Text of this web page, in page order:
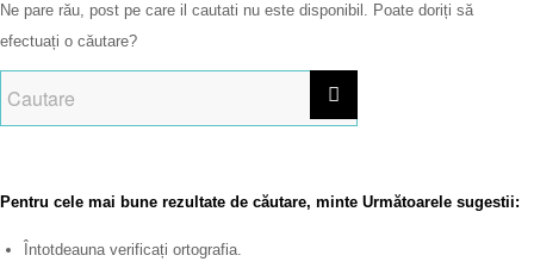
Ne pare rău, post pe care il cautati nu este disponibil. Poate doriți să
efectuați o căutare?
Pentru cele mai bune rezultate de căutare, minte Următoarele sugestii:
Întotdeauna verificați ortografia.